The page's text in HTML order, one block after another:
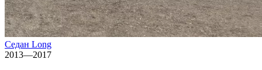
Седан Long
2013—2017